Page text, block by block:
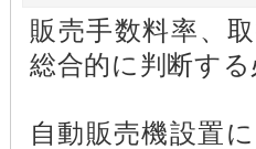
販売手数料率、
総合的に判断する
自動販売機設置